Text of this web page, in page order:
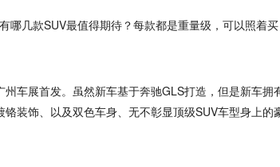
车展首发。虽然新车基于奔驰GLS打造，但是新车拥
铬装饰、以及双色车身、无不彰显顶级SUV车型身上